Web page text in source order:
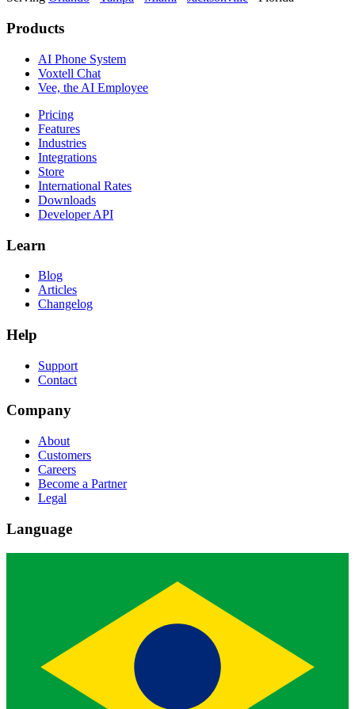
Products
AI Phone System
Voxtell Chat
Vee, the AI Employee
Pricing
Features
Industries
Integrations
Store
International Rates
Downloads
Developer API
Learn
Blog
Articles
Changelog
Help
Support
Contact
Company
About
Customers
Careers
Become a Partner
Legal
Language